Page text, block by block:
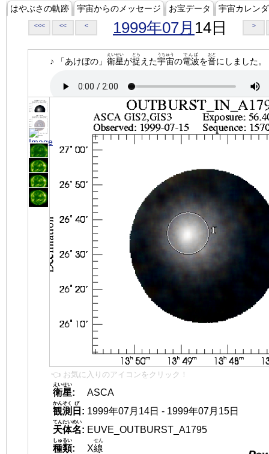
はやぶさの軌跡 宇宙からのメッセージ お宝データ 宇宙カレン
<<< << < 1999年07月 14日 >
♪ 「あけぼの」 衛星
えいせい
が捉
とら
えた宇宙
うちゅう
の電波
でんぱ
を音
おと
にしました。
👈 お気に入りのアイコンをクリック！
衛星
えいせい
:
ASCA
観測
かんそく
日
び
: 1999年07月14日 - 1999年07月15日
天体名
てんたいめい
: EUVE_OUTBURST_A1795
種類
しゅるい
: X線
せん